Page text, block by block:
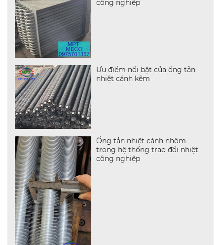
công nghiệp
Ưu điểm nổi bật của ống tản
nhiệt cánh kẽm
Ống tản nhiệt cánh nhôm
trong hệ thống trao đổi nhiệt
công nghiệp